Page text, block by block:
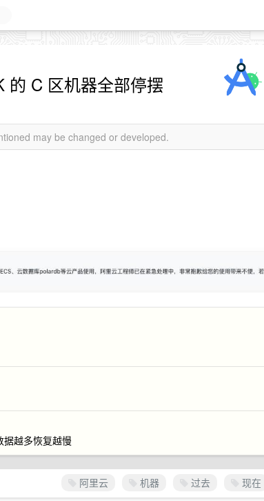
的 C 区机器全部停摆
may be changed or developed.
越多恢复越慢
阿里云 机器 过去 现在